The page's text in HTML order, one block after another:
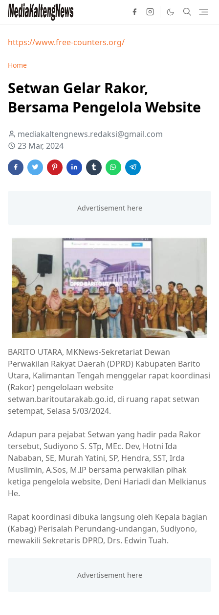
https://www.free-counters.org/
Home
Setwan Gelar Rakor,
Bersama Pengelola Website
mediakaltengnews.redaksi@gmail.com
23 Mar, 2024
BARITO UTARA, MKNews-Sekretariat Dewan
Perwakilan Rakyat Daerah (DPRD) Kabupaten Barito
Utara, Kalimantan Tengah menggelar rapat koordinasi
(Rakor) pengelolaan website
setwan.baritoutarakab.go.id, di ruang rapat setwan
setempat, Selasa 5/03/2024.
Adapun para pejabat Setwan yang hadir pada Rakor
tersebut, Sudiyono S. STp, MEc. Dev, Hotni Ida
Nababan, SE, Murah Yatini, SP, Hendra, SST, Irda
Muslimin, A.Sos, M.IP bersama perwakilan pihak
ketiga pengelola website, Deni Hariadi dan Melkianus
He.
Rapat koordinasi dibuka langsung oleh Kepala bagian
(Kabag) Perisalah Perundang-undangan, Sudiyono,
mewakili Sekretaris DPRD, Drs. Edwin Tuah.